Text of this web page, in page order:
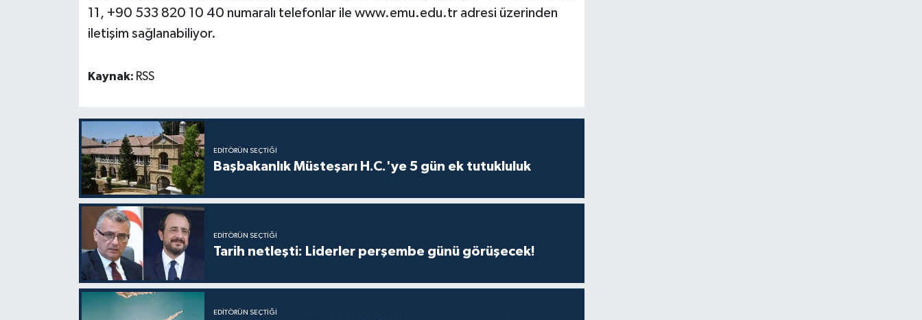
11, +90 533 820 10 40 numaralı telefonlar ile www.emu.edu.tr adresi üzerinden
iletişim sağlanabiliyor.
Kaynak: RSS
EDITÖRÜN SEÇTIĞI
Başbakanlık Müsteşarı H.C.'ye 5 gün ek tutukluluk
EDITÖRÜN SEÇTIĞI
Tarih netleşti: Liderler perşembe günü görüşecek!
EDITÖRÜN SEÇTIĞI